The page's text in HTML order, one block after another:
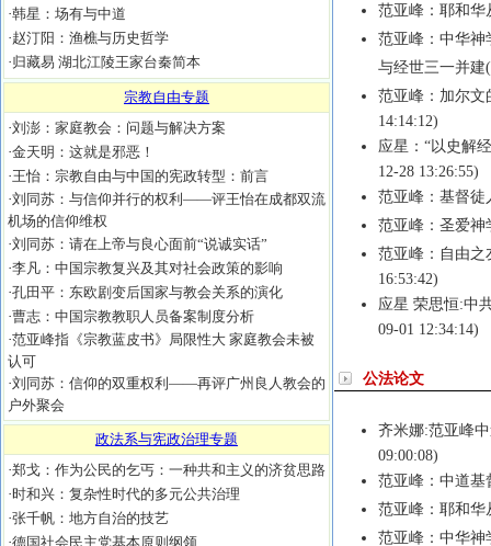
·韩星：场有与中道
·赵汀阳：渔樵与历史哲学
·归藏易 湖北江陵王家台秦简本
宗教自由专题
·刘澎：家庭教会：问题与解决方案
·金天明：这就是邪恶！
·王怡：宗教自由与中国的宪政转型：前言
·刘同苏：与信仰并行的权利——评王怡在成都双流
机场的信仰维权
·刘同苏：请在上帝与良心面前“说诚实话”
·李凡：中国宗教复兴及其对社会政策的影响
·孔田平：东欧剧变后国家与教会关系的演化
·曹志：中国宗教教职人员备案制度分析
·范亚峰指《宗教蓝皮书》局限性大 家庭教会未被
认可
·刘同苏：信仰的双重权利——再评广州良人教会的
户外聚会
政法系与宪政治理专题
·郑戈：作为公民的乞丐：一种共和主义的济贫思路
·时和兴：复杂性时代的多元公共治理
·张千帆：地方自治的技艺
·德国社会民主党基本原则纲领
范亚峰：耶和华
范亚峰：中华神
与经世三一并建
范亚峰：加尔文
14:14:12)
应星：“以史解
12-28 13:26:55)
范亚峰：基督徒
范亚峰：圣爱神
范亚峰：自由
16:53:42)
应星 荣思恒:中
09-01 12:34:14)
公法论文
齐米娜:范亚峰
09:00:08)
范亚峰：中道基
范亚峰：耶和华
范亚峰：中华神